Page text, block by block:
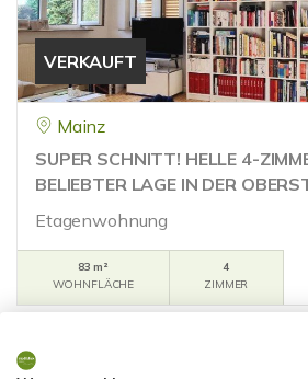
VERKAUFT
Mainz
SUPER SCHNITT! HELLE 4-
BELIEBTER LAGE IN DER
Etagenwohnung
83 m²
WOHNFLÄCHE
4
ZIMMER